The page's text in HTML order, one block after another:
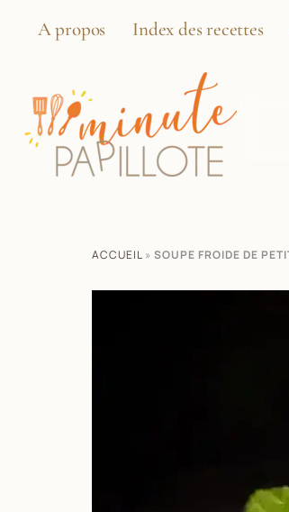
A propos Index des recettes
ACCUEIL » SOUPE FROIDE DE